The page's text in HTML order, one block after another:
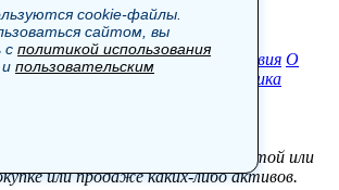
97
Контакты В мире Происшествия О
Политика Пресс-релизы
Политика
файлов
прогнозы и другие материалы,
данном сайте, не являются офертой или
или продаже каких-либо активов.
cookie-файлы.
сайтом, вы
с политикой использования
и пользовательским